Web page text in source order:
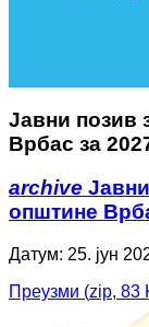
Јавни позив
Врбас за
archive
општине
Датум: 25. јун
Преузми (zip, 83